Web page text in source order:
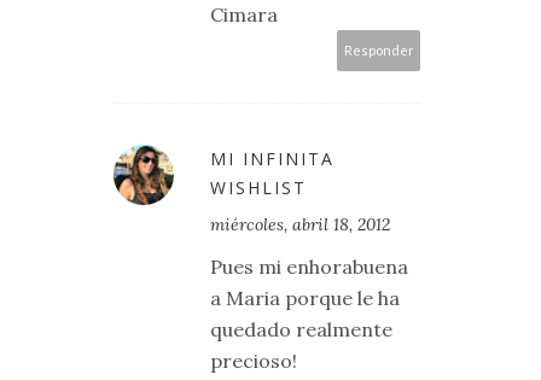
Cimara
Responder
MI INFINITA
WISHLIST
miércoles, abril 18, 2012
Pues mi enhorabuena
a Maria porque le ha
quedado realmente
precioso!